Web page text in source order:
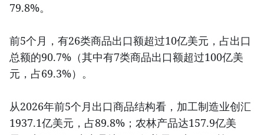
79.8%。
前5个月，有26类商品出口额超过10亿美元，占出口
总额的90.7%（其中有7类商品出口额超过100亿美
元，占69.3%）。
从2026年前5个月出口商品结构看，加工制造业创汇
1937.1亿美元，占89.8%；农林产品达157.9亿美